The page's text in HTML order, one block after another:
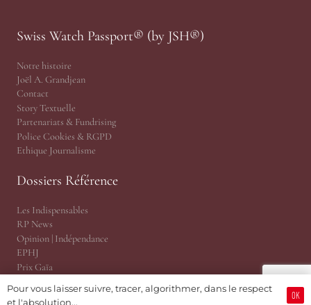
Swiss Watch Passport® (by JSH®)
Notre histoire
Joël A. Grandjean
Contact
Story Textuelle
Partenariats & Fundrising
Police Cookies & RGPD
Ethique Journalisme
Dossiers Référence
Les Indispensables
RP News
Opinion | Indépendance
EPHJ
Prix Gaïa
Questions de Temps
Pour vous laisser suivre, tracer, algorithmer, dans le respect
et l'absolution...
OK